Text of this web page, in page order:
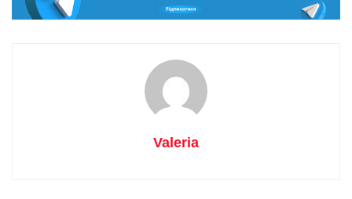
Valeria